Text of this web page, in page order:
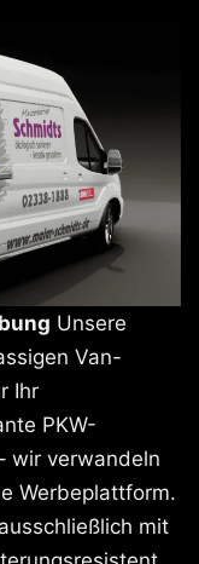
Unsere
Van-
Ihr
PKW-
wir verwandeln
Werbeplattform.
mit